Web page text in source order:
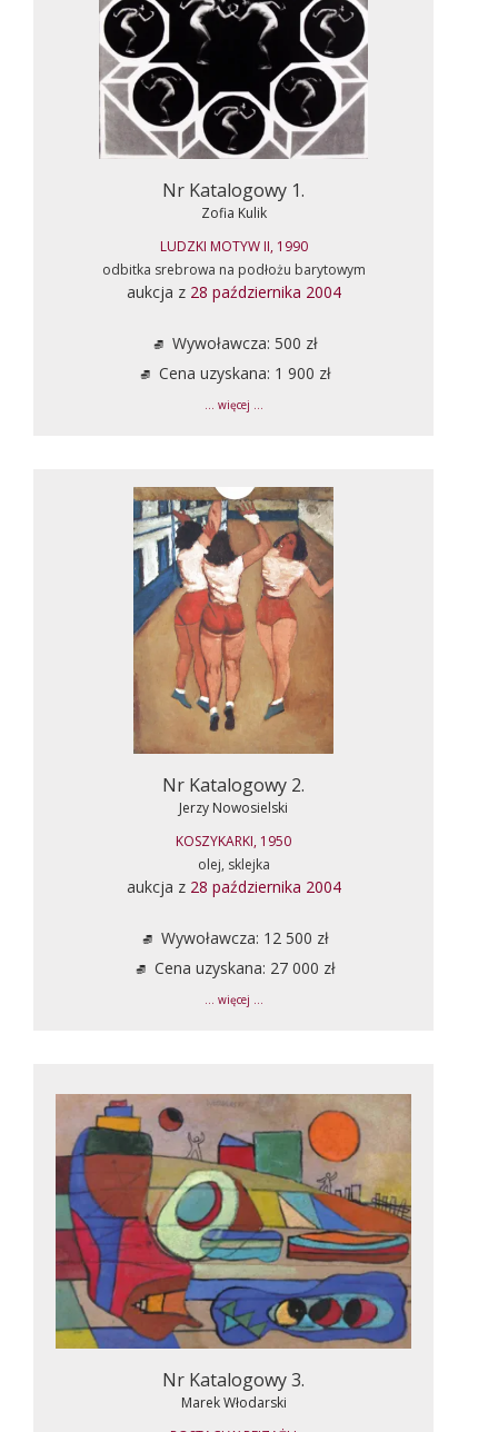
Nr Katalogowy 1.
Zofia Kulik
LUDZKI MOTYW II, 1990
odbitka srebrowa na podłożu barytowym
aukcja z 28 października 2004
Wywoławcza: 500 zł
Cena uzyskana: 1 900 zł
... więcej ...
Nr Katalogowy 2.
Jerzy Nowosielski
KOSZYKARKI, 1950
olej, sklejka
aukcja z 28 października 2004
Wywoławcza: 12 500 zł
Cena uzyskana: 27 000 zł
... więcej ...
Nr Katalogowy 3.
Marek Włodarski